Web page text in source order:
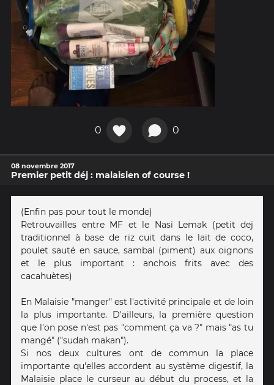
0 0
08 novembre 2017
Premier petit déj : malaisien of course !
(Enfin pas pour tout le monde)
Retrouvailles entre MF et le Nasi Lemak (petit dej
traditionnel à base de riz cuit dans le lait de coco,
poulet sauté en sauce, sambal (piment) aux oignons
et le plus important : anchois frits avec des
cacahuètes)
En Malaisie "manger" est l'activité principale et de loin
la plus importante. D'ailleurs, la première question
que l'on pose n'est pas "comment ça va ?" mais "as tu
mangé" ("sudah makan").
Si nos deux cultures ont de commun la place
importante qu'elles accordent au système digestif, la
Malaisie place le curseur au début du process, et la